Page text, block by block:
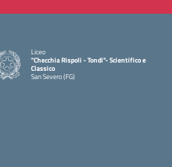
Liceo
"Checchia Rispoli - Tondi"- Scientifico e
Classico
San Severo (FG)